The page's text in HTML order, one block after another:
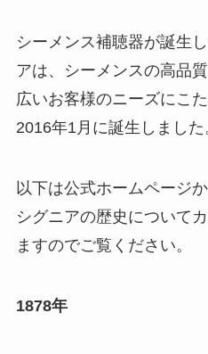
シーメンス補聴器が誕生
アは、シーメンスの高品
広いお客様のニーズにこ
2016年1月に誕生しました
以下は公式ホームページ
シグニアの歴史について
ますのでご覧ください。
1878年